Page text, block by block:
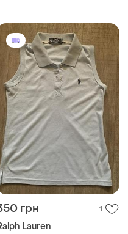
грн 1
Lauren